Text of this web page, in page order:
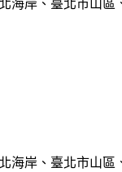
岸、臺北市山